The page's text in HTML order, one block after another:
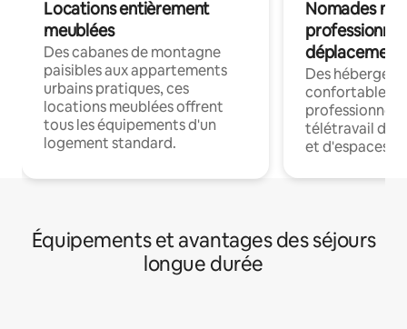
Locations entièrement
meublées
Des cabanes de montagne
paisibles aux appartements
urbains pratiques, ces
locations meublées offrent
tous les équipements d'un
logement standard.
Nomades
déplacement
Des
confortables
professionnels
télétravail
et d'espaces
Équipements et avantages des séjours
longue durée